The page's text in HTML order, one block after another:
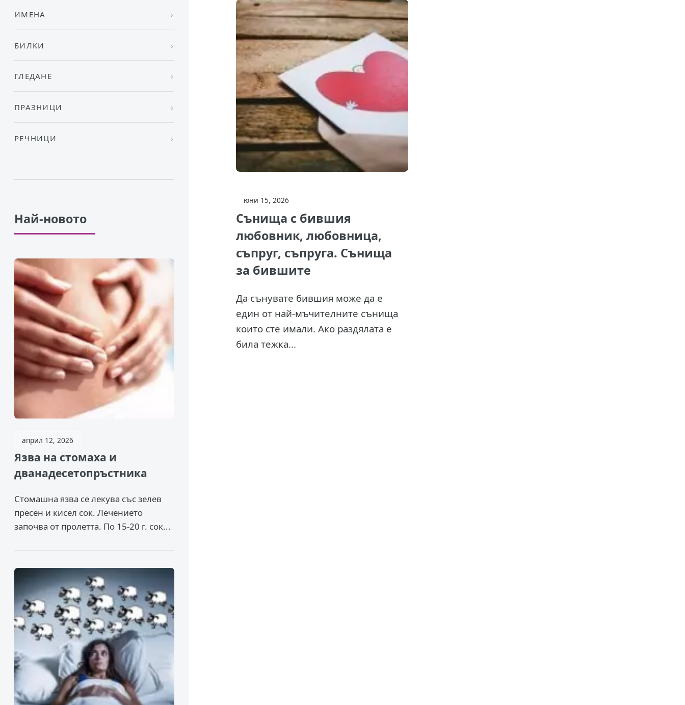
юни 15, 2026
Сънища с бившия
любовник, любовница,
съпруг, съпруга. Сънища
за бившите
Да сънувате бившия може да е
един от най-мъчителните сънища
които сте имали. Ако раздялата е
била тежка...
ИМЕНА
БИЛКИ
ГЛЕДАНЕ
ПРАЗНИЦИ
РЕЧНИЦИ
Най-новото
април 12, 2026
Язва на стомаха и
дванадесетопръстника
Стомашна язва се лекува със зелев
пресен и кисел сок. Лечението
започва от пролетта. По 15-20 г. сок...